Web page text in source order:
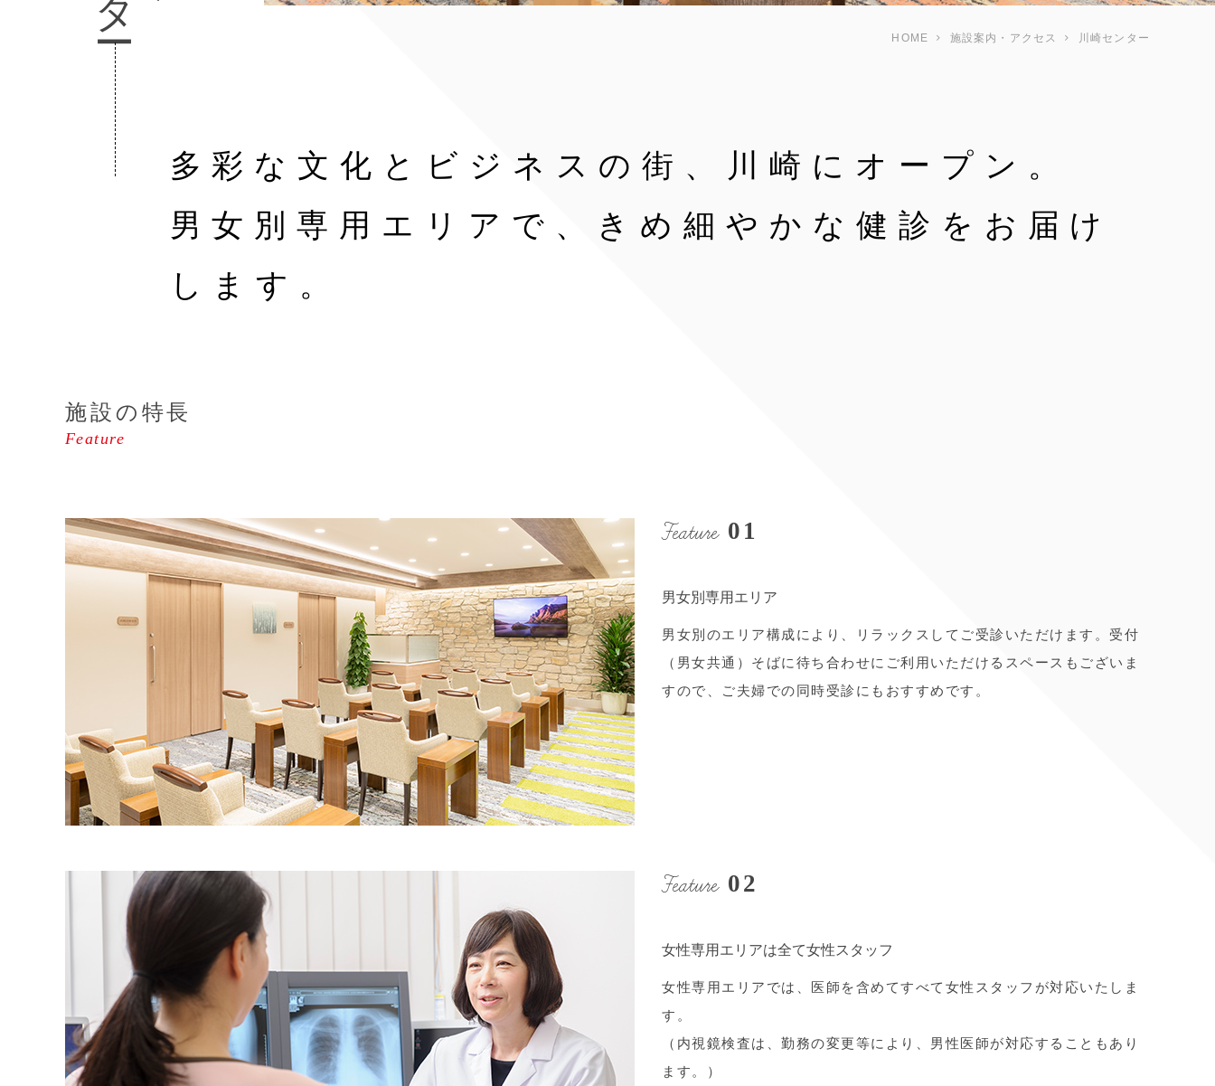
HOME 施設案内・アクセス 川崎センター
多彩な文化とビジネスの街、川崎にオープン。
男女別専用エリアで、きめ細やかな健診をお届け
します。
施設の特長
Feature
Feature 01
男女別専用エリア
男女別のエリア構成により、リラックスしてご受診いただけます。受付
（男女共通）そばに待ち合わせにご利用いただけるスペースもございま
すので、ご夫婦での同時受診にもおすすめです。
Feature 02
女性専用エリアは全て女性スタッフ
女性専用エリアでは、医師を含めてすべて女性スタッフが対応いたしま
す。
（内視鏡検査は、勤務の変更等により、男性医師が対応することもあり
ます。）